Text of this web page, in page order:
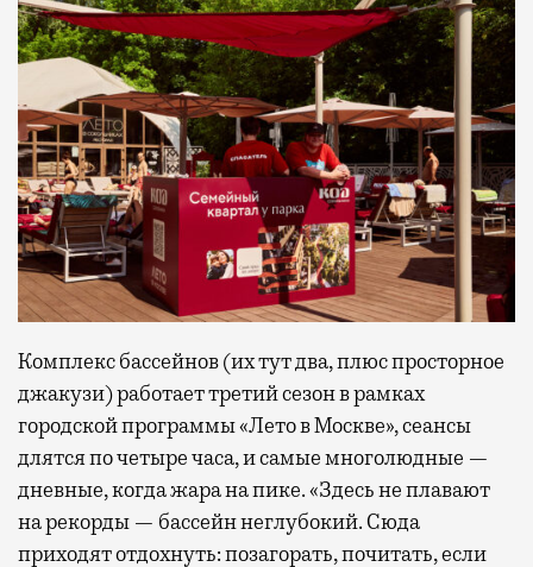
Комплекс бассейнов (их тут два, плюс просторное
джакузи) работает третий сезон в рамках
городской программы «Лето в Москве», сеансы
длятся по четыре часа, и самые многолюдные —
дневные, когда жара на пике. «Здесь не плавают
на рекорды — бассейн неглубокий. Сюда
приходят отдохнуть: позагорать, почитать, если